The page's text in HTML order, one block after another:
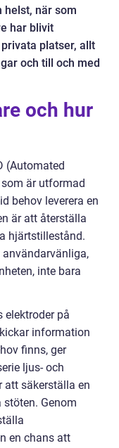
helst, när som
har blivit
platser, allt
och till och med
och hur
(Automated
är utformad
behov leverera en
är att återställa
hjärtstillestånd.
inte bara
elektroder på
information
finns, ger
ljus- och
att säkerställa en
Genom
en chans att